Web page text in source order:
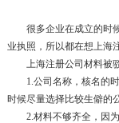
很多企业在成立的时候
业执照，所以都在想上海
上海注册公司材料被驳
1.公司名称，核名的时
时候尽量选择比较生僻的
2.材料不够齐全，因为